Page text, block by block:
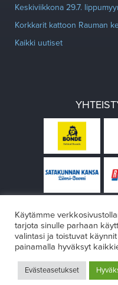
Keskiviikkona 29.7.
Korkkarit kattoon Rauman
Kaikki uutiset
Design:VÄRIKÄS
Käytämme
tarjota sinulle parhaan
valintasi ja toistuvat
painamalla hyväksyt
Evästeasetukset